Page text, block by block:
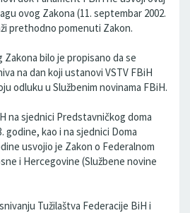
ovog Zakona (11. septembar 2002.
prethodno pomenuti Zakon.
Zakona bilo je propisano da se
na dan koji ustanovi VSTV FBiH
odluku u Službenim novinama FBiH.
na sjednici Predstavničkog doma
godine, kao i na sjednici Doma
usvojio je Zakon o Federalnom
i Hercegovine (Službene novine
Tužilaštva Federacije BiH i